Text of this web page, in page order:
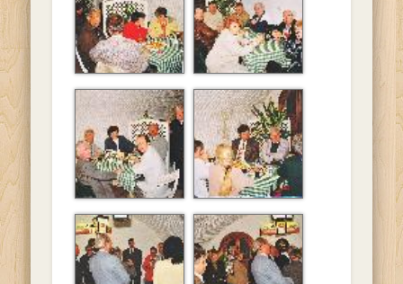
Soroksáron. Soroksáron.
A diósdi baráti
társaság látogatása
Soroksáron.
A diósdi baráti
társaság látogatása
Soroksáron.
A diósdi baráti
társaság látogatása
Soroksáron.
A diósdi baráti
társaság látogatása
Soroksáron.